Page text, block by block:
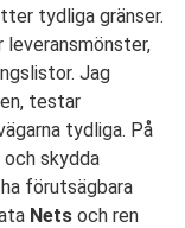
tydliga gränser.
leveransmönster,
Jag
testar
tydliga. På
skydda
förutsägbara
Nets och ren